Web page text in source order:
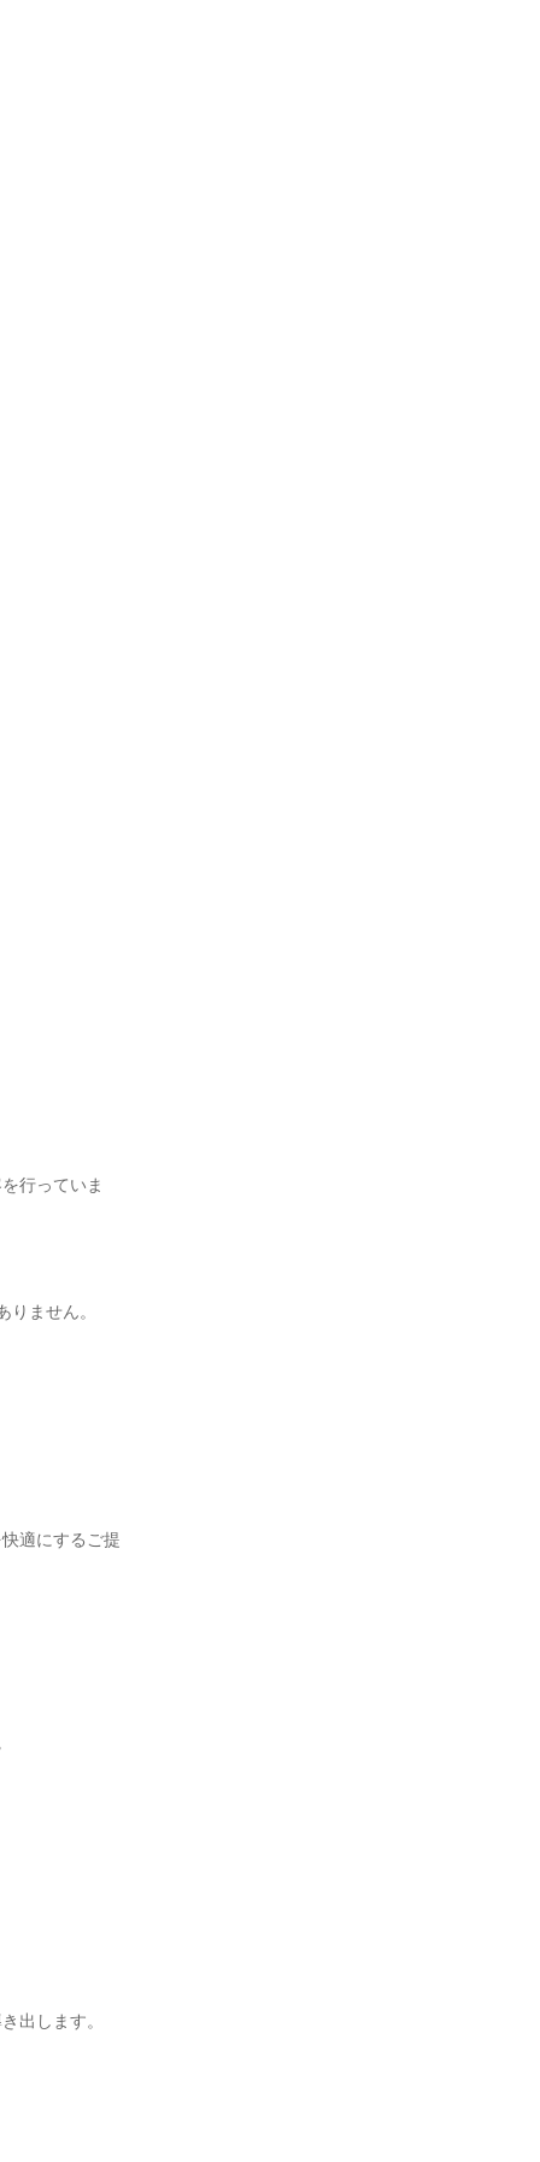
行っていま
ません。
適にするご提
出します。